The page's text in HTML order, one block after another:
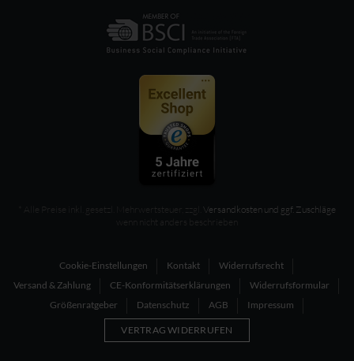
* Alle Preise inkl. gesetzl. Mehrwertsteuer, zzgl. Versandkosten und ggf. Zuschläge
wenn nicht anders beschrieben
Cookie-Einstellungen Kontakt
Widerrufsrecht
Versand & Zahlung
CE-Konformitätserklärungen
Widerrufsformular
Größenratgeber
Datenschutz AGB Impressum
VERTRAG WIDERRUFEN